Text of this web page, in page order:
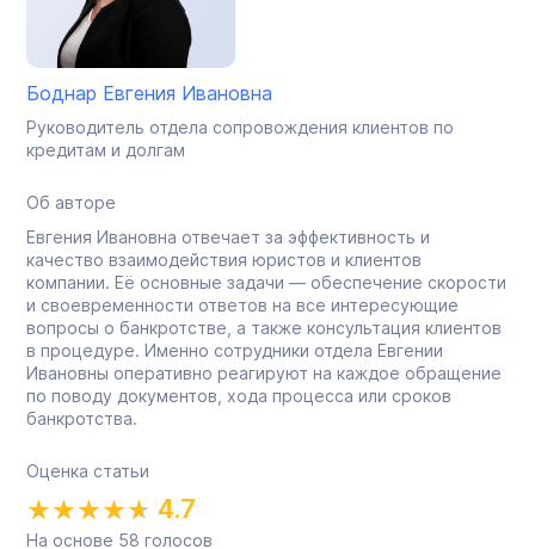
Боднар Евгения Ивановна
Руководитель отдела сопровождения клиентов по
кредитам и долгам
Об авторе
Евгения Ивановна отвечает за эффективность и
качество взаимодействия юристов и клиентов
компании. Её основные задачи — обеспечение скорости
и своевременности ответов на все интересующие
вопросы о банкротстве, а также консультация клиентов
в процедуре. Именно сотрудники отдела Евгении
Ивановны оперативно реагируют на каждое обращение
по поводу документов, хода процесса или сроков
банкротства.
Оценка статьи
4.7
На основе 58 голосов